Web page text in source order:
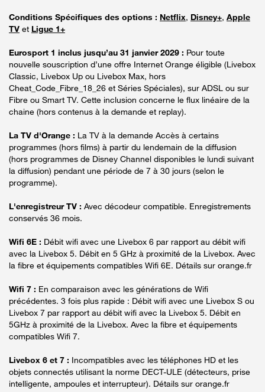
Conditions Spécifiques des options : Netflix, Disney+, Apple
TV et Ligue 1+
Eurosport 1 inclus jusqu’au 31 janvier 2029 : Pour toute
nouvelle souscription d’une offre Internet Orange éligible (Livebox
Classic, Livebox Up ou Livebox Max, hors
Cheat_Code_Fibre_18_26 et Séries Spéciales), sur ADSL ou sur
Fibre ou Smart TV. Cette inclusion concerne le flux linéaire de la
chaine (hors contenus à la demande et replay).
La TV d'Orange : La TV à la demande Accès à certains
programmes (hors films) à partir du lendemain de la diffusion
(hors programmes de Disney Channel disponibles le lundi suivant
la diffusion) pendant une période de 7 à 30 jours (selon le
programme).
L'enregistreur TV : Avec décodeur compatible. Enregistrements
conservés 36 mois.
Wifi 6E : Débit wifi avec une Livebox 6 par rapport au débit wifi
avec la Livebox 5. Débit en 5 GHz à proximité de la Livebox. Avec
la fibre et équipements compatibles Wifi 6E. Détails sur orange.fr
Wifi 7 : En comparaison avec les générations de Wifi
précédentes. 3 fois plus rapide : Débit wifi avec une Livebox S ou
Livebox 7 par rapport au débit wifi avec la Livebox 5. Débit en
5GHz à proximité de la Livebox. Avec la fibre et équipements
compatibles Wifi 7.
Livebox 6 et 7 : Incompatibles avec les téléphones HD et les
objets connectés utilisant la norme DECT-ULE (détecteurs, prise
intelligente, ampoules et interrupteur). Détails sur orange.fr